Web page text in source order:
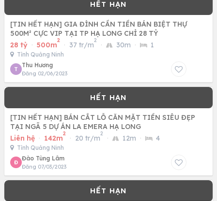
[TIN HẾT HẠN] GIA ĐÌNH CẦN TIỀN BÁN BIỆT THỰ
500M² CỰC VIP TẠI TP HẠ LONG CHỈ 28 TỶ
28 tỷ · 500m
2
· 37 tr/m
2
· 30m · 1
Tỉnh Quảng Ninh
T
Thu Hương
Đăng 02/06/2023
[TIN HẾT HẠN] BÁN CẮT LỖ CĂN MẶT TIỀN SIÊU ĐẸP
TẠI NGÃ 5 DỰ ÁN LA EMERA HẠ LONG
Liên hệ · 142m
2
· 20 tr/m
2
· 12m · 4
Tỉnh Quảng Ninh
Đ
Đào Tùng Lâm
Đăng 07/03/2023